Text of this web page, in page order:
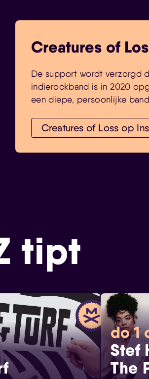
Creatures of
De support wordt verzorgd
indierockband is in 2020
een diepe, persoonlijke
Creatures of Loss op
tipt
do 1
Stef
The